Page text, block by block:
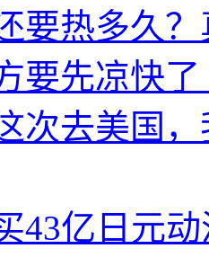
要热多久
要先凉快
次去美国
43亿日元